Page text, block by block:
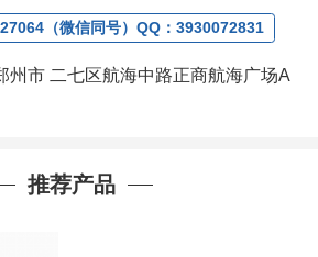
（微信同号）QQ：3930072831
州市 二七区航海中路正商航海广场A
推荐产品